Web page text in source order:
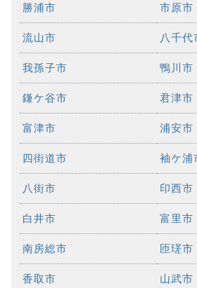
勝浦市 市原市
流山市 八千代
我孫子市 鴨川市
鎌ケ谷市 君津市
富津市 浦安市
四街道市 袖ケ浦
八街市 印西市
白井市 富里市
南房総市 匝瑳市
香取市 山武市